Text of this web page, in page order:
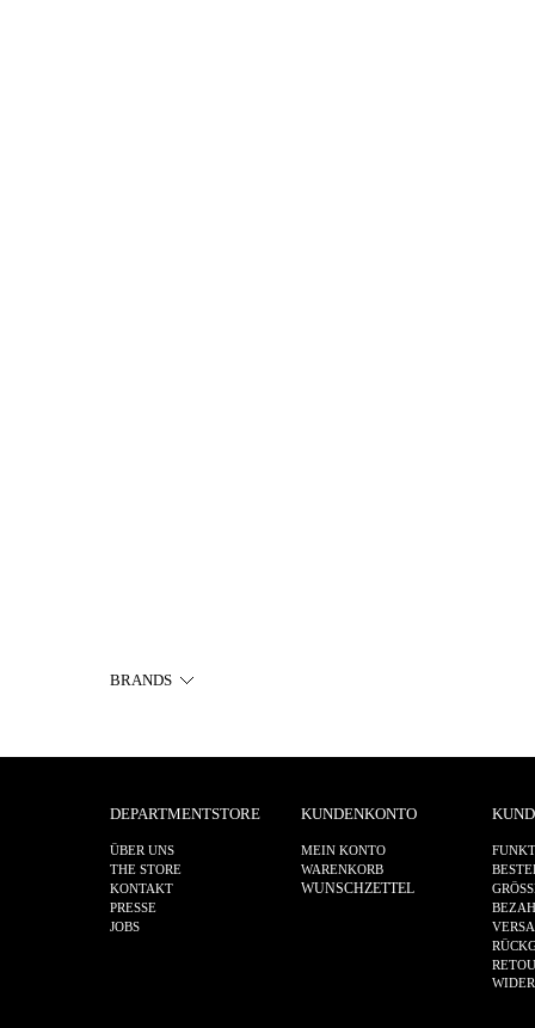
BRANDS
DEPARTMENTSTORE
ÜBER UNS
THE STORE
KONTAKT
PRESSE
JOBS
KUNDENKONTO
MEIN KONTO
WARENKORB
WUNSCHZETTEL